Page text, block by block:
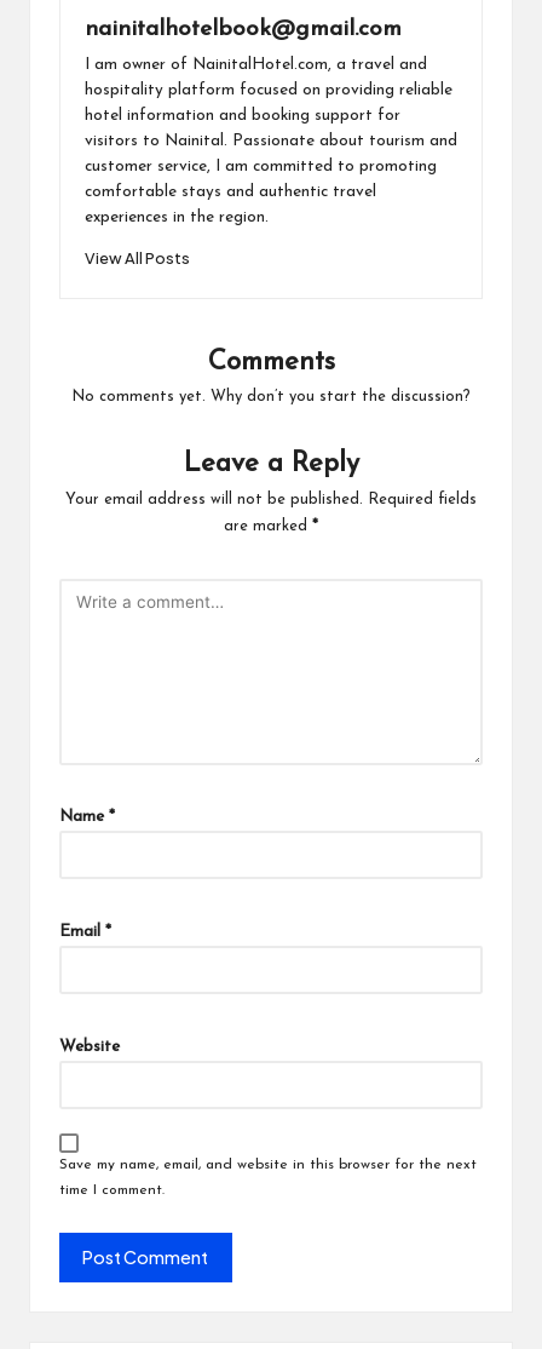
nainitalhotelbook@gmail.com
I am owner of NainitalHotel.com, a travel and
hospitality platform focused on providing reliable
hotel information and booking support for
visitors to Nainital. Passionate about tourism and
customer service, I am committed to promoting
comfortable stays and authentic travel
experiences in the region.
View All Posts
Comments
No comments yet. Why don’t you start the discussion?
Leave a Reply
Your email address will not be published.
Required fields
are marked *
Name *
Email *
Website
Save my name, email, and website in this browser for the next
time I comment.